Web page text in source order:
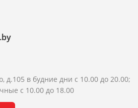
д.105 в будние дни с 10.00 до 20.00;
с 10.00 до 18.00